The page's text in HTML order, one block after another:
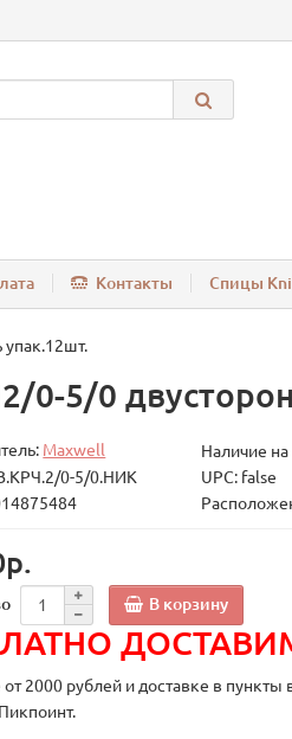
Контакты Спицы
0-5/0
Maxwell
Наличие на
0-5/0.НИК
UPC: false
В корзину
от 2000 рублей и доставке в